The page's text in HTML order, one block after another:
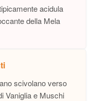
acidula
della Mela
scivolano verso
Vaniglia e Muschi